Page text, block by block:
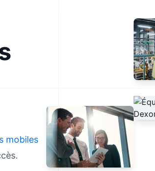
CMS, CRM
complexe, Intégration IA
et Stratégie
mobiles